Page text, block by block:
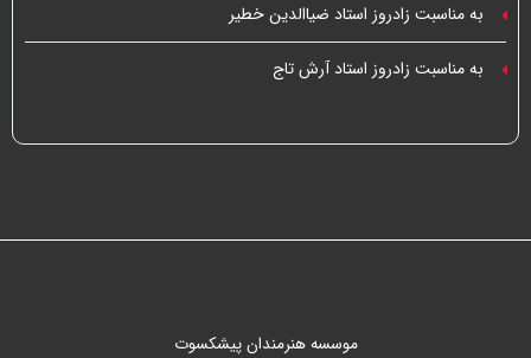
به مناسبت زادروز استاد ضیاالدین خطیر
به مناسبت زادروز استاد آرش تاج
موسسه هنرمندان پیشکسوت